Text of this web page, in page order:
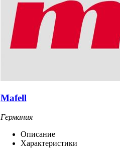
Mafell
Германия
Описание
Характеристики